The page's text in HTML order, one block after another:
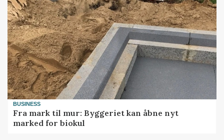
BUSINESS
Fra mark til mur: Byggeriet kan åbne nyt
marked for biokul